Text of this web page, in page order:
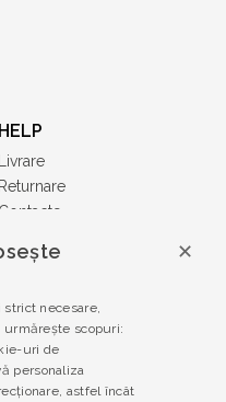
HELP
Livrare
Returnare
Contacte
necesare,
scopuri:
uri de
personaliza
astfel încât
✕